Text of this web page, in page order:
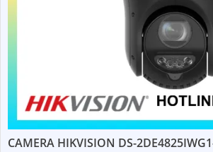
CAMERA HIKVISION DS-